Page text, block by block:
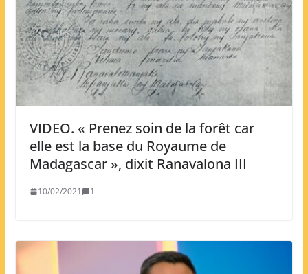
VIDEO. « Prenez soin de la forêt car
elle est la base du Royaume de
Madagascar », dixit Ranavalona III
10/02/2021 1